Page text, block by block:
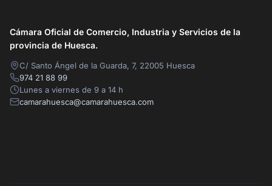
Cámara Oficial de Comercio, Industria y Servicios de la
provincia de Huesca.
C/ Santo Ángel de la Guarda, 7, 22005 Huesca
974 21 88 99
Lunes a viernes de 9 a 14 h
camarahuesca@camarahuesca.com